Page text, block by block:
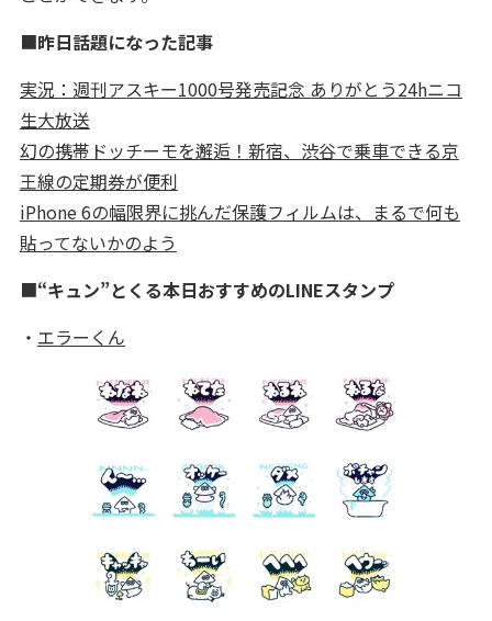
■昨日話題になった記事
実況：週刊アスキー1000号発売記念 ありがとう24hニコ
生大放送
幻の携帯ドッチーモを邂逅！新宿、渋谷で乗車できる京
王線の定期券が便利
iPhone 6の幅限界に挑んだ保護フィルムは、まるで何も
貼ってないかのよう
■“キュン”とくる本日おすすめのLINEスタンプ
・ エラーくん